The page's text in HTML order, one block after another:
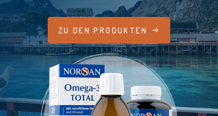
ZU DEN PRODUKTEN